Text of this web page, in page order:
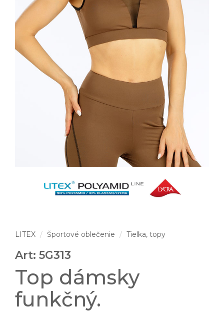
LITEX Športové oblečenie Tielka, topy
Art: 5G313
Top dámsky
funkčný.